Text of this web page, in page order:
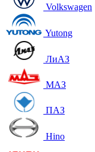
Volkswagen
Yutong
ЛиАЗ
МАЗ
ПАЗ
Hino